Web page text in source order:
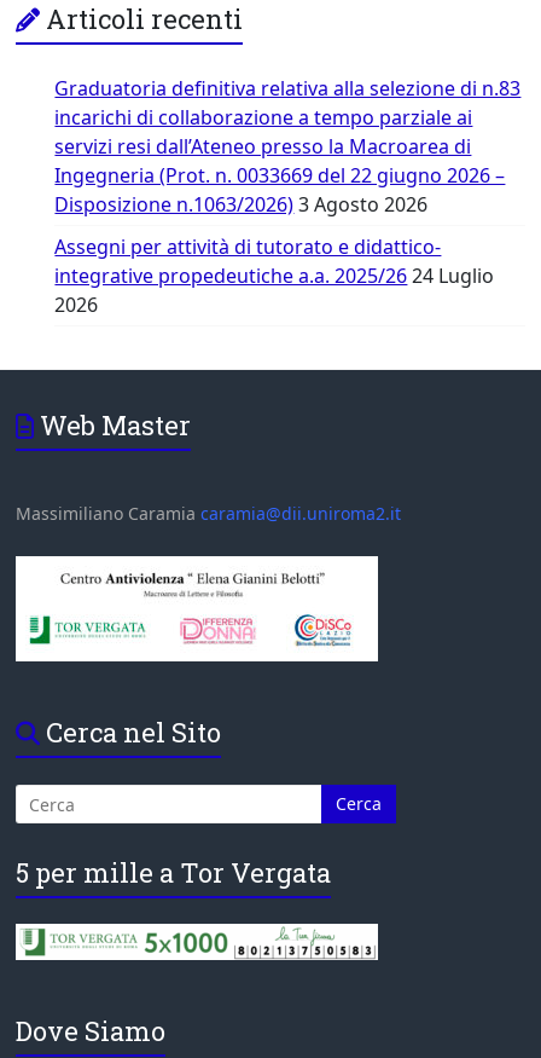
Articoli recenti
Graduatoria definitiva relativa alla selezione di n.83
incarichi di collaborazione a tempo parziale ai
servizi resi dall’Ateneo presso la Macroarea di
Ingegneria (Prot. n. 0033669 del 22 giugno 2026 –
Disposizione n.1063/2026) 3 Agosto 2026
Assegni per attività di tutorato e didattico-
integrative propedeutiche a.a. 2025/26 24 Luglio
2026
Web Master
Massimiliano Caramiacaramia@dii.uniroma2.it
Cerca nel Sito
5 per mille a Tor Vergata
Dove Siamo